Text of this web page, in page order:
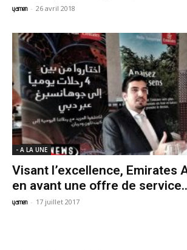
yamen - 26 avril 2018
- A LA UNE
Visant l’excellence, Emirates
en avant une offre de
yamen - 17 juillet 2017